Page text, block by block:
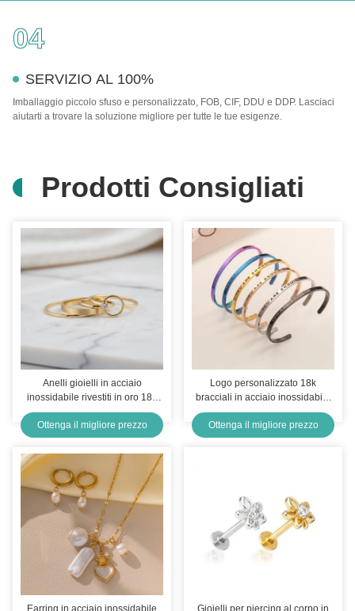
04
SERVIZIO AL 100%
Imballaggio piccolo sfuso e personalizzato, FOB, CIF, DDU e DDP. Lasciaci
aiutarti a trovare la soluzione migliore per tutte le tue esigenze.
Prodotti Consigliati
Anelli gioielli in acciaio
inossidabile rivestiti in oro 18k
ipoallergenici, design
minimalista moderno che
combina durabilità ed eleganza
per il quotidiano.
Ottenga il migliore prezzo
Logo personalizzato 18k
bracciali in acciaio inossidabile
donne gioielli bracciali bracciali
Ottenga il migliore prezzo
Earring in acciaio inossidabile Gioielli per piercing al corpo in